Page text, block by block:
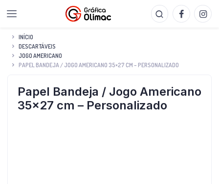
INÍCIO
DESCARTÁVEIS
JOGO AMERICANO
PAPEL BANDEJA / JOGO AMERICANO 35×27 CM – PERSONALIZADO
Papel Bandeja / Jogo Americano
35×27 cm – Personalizado